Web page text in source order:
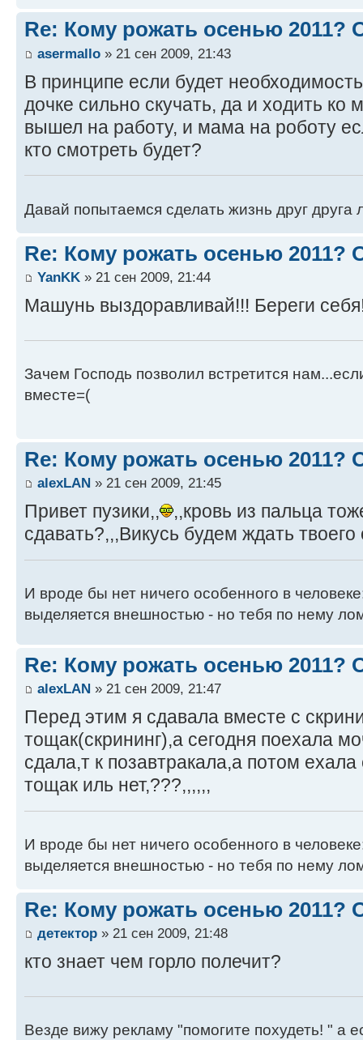
Re: Кому рожать осенью 2011?
asermallo » 21 сен 2009, 21:43
В принципе если будет
дочке сильно скучать, да и ходить ко
вышел на работу, и мама на роботу
кто смотреть будет?
Давай попытаемся сделать жизнь друг друга
Re: Кому рожать осенью 2011?
YanKK » 21 сен 2009, 21:44
Машунь выздоравливай!!! Береги
Зачем Господь позволил встретится
вместе=(
Re: Кому рожать осенью 2011?
alexLAN » 21 сен 2009, 21:45
Привет пузики,,
,,кровь из пальца
сдавать?,,,Викусь будем ждать твоего
И вроде бы нет ничего особенного в
выделяется внешностью - но тебя по нему
Re: Кому рожать осенью 2011?
alexLAN » 21 сен 2009, 21:47
Перед этим я сдавала вместе с
тощак(скрининг),а сегодня поехала
сдала,т к позавтракала,а потом
тощак иль нет,???,,,,,,
И вроде бы нет ничего особенного в
выделяется внешностью - но тебя по нему
Re: Кому рожать осенью 2011?
детектор » 21 сен 2009, 21:48
кто знает чем горло полечит?
Везде вижу рекламу "помогите похудеть! " а